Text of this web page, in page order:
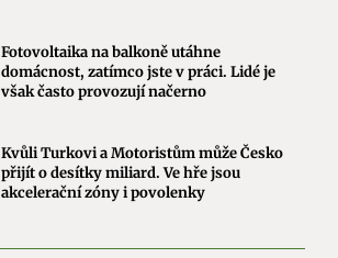
Fotovoltaika na balkoně utáhne
domácnost, zatímco jste v práci. Lidé je
však často provozují načerno
Kvůli Turkovi a Motoristům může Česko
přijít o desítky miliard. Ve hře jsou
akcelerační zóny i povolenky